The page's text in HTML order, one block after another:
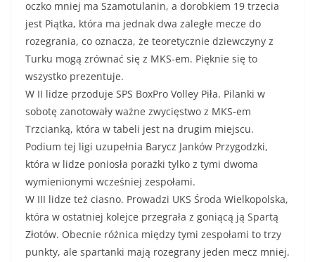
oczko mniej ma Szamotulanin, a dorobkiem 19 trzecia
jest Piątka, która ma jednak dwa zaległe mecze do
rozegrania, co oznacza, że teoretycznie dziewczyny z
Turku mogą zrównać się z MKS-em. Pięknie się to
wszystko prezentuje.
W II lidze przoduje SPS BoxPro Volley Piła. Pilanki w
sobotę zanotowały ważne zwycięstwo z MKS-em
Trzcianką, która w tabeli jest na drugim miejscu.
Podium tej ligi uzupełnia Barycz Janków Przygodzki,
która w lidze poniosła porażki tylko z tymi dwoma
wymienionymi wcześniej zespołami.
W III lidze też ciasno. Prowadzi UKS Środa Wielkopolska,
która w ostatniej kolejce przegrała z goniącą ją Spartą
Złotów. Obecnie różnica między tymi zespołami to trzy
punkty, ale spartanki mają rozegrany jeden mecz mniej.